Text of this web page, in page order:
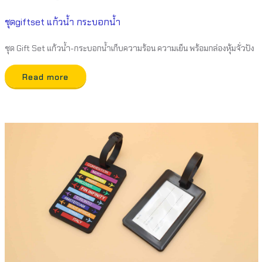
ชุดgiftset แก้วน้ำ กระบอกน้ำ
ชุด Gift Set แก้วน้ำ-กระบอกน้ำเก็บความร้อน ความเย็น พร้อมกล่องหุ้มจั่วปัง
Read more